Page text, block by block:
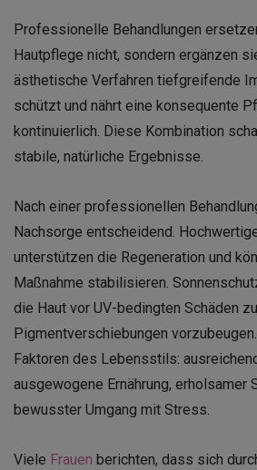
Professionelle Behandlungen
Hautpflege nicht, sondern ergänzen
ästhetische Verfahren tiefgreifende
schützt und nährt eine konsequente
kontinuierlich. Diese Kombination
stabile, natürliche Ergebnisse.
Nach einer professionellen
Nachsorge entscheidend.
unterstützen die Regeneration und
Maßnahme stabilisieren.
die Haut vor UV-bedingten Schäden
Pigmentverschiebungen
Faktoren des Lebensstils:
ausgewogene Ernährung, erholsamer
bewusster Umgang mit Stress.
Viele Frauen berichten, dass sich